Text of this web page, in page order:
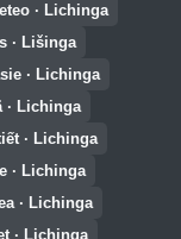
· Lichinga
· Lišinga
· Lichinga
· Lichinga
· Lichinga
· Lichinga
· Lichinga
· Lichinga